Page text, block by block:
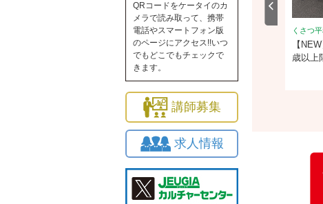
QRコードをケータイのカ
メラで読み取って、携帯
電話やスマートフォン版
のページにアクセス!!いつ
でもどこでもチェックで
きます。
講師募集
求人情報
くさつ平和堂
【NEW】五感で愉しむ！フランス
文化講座
くさつ
【
歳以上